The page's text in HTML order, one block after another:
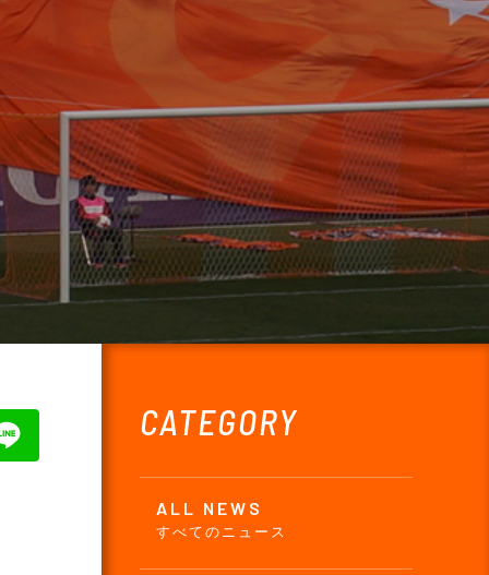
CATEGORY
ALL NEWS
すべてのニュース